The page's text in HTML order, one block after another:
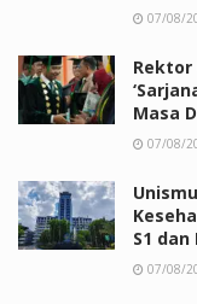
07/08/
Rektor
Masa
07/08/
S1
07/08/